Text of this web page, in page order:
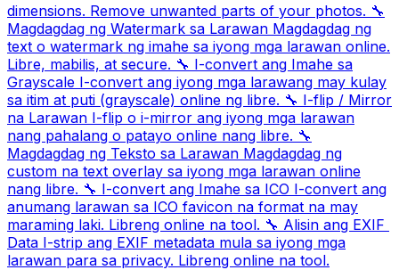
dimensions. Remove unwanted parts of your photos. 🔧
Magdagdag ng Watermark sa Larawan Magdagdag ng
text o watermark ng imahe sa iyong mga larawan online.
Libre, mabilis, at secure. 🔧 I-convert ang Imahe sa
Grayscale I-convert ang iyong mga larawang may kulay
sa itim at puti (grayscale) online ng libre. 🔧 I-flip / Mirror
na Larawan I-flip o i-mirror ang iyong mga larawan
nang pahalang o patayo online nang libre. 🔧
Magdagdag ng Teksto sa Larawan Magdagdag ng
custom na text overlay sa iyong mga larawan online
nang libre. 🔧 I-convert ang Imahe sa ICO I-convert ang
anumang larawan sa ICO favicon na format na may
maraming laki. Libreng online na tool. 🔧 Alisin ang EXIF ​​
Data I-strip ang EXIF ​​metadata mula sa iyong mga
larawan para sa privacy. Libreng online na tool.